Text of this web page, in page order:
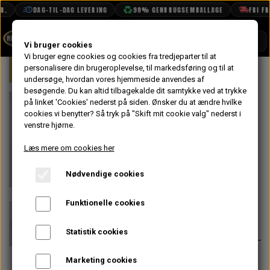
DAG-TIL-DAG LEVERING 98% GENBRUGSEMBALLAGE FRI
BOOK TID
PROJEKTER
TEKNISK DATA
VANDPOLERING
Forside Mini Bremser Bag Hjul
På lager
Hjul Cylinder,
(14,3mm)
Uoriginal
132,80 kr.
Pakning medfølger IKKE.
Vi bruger cookies
Vi bruger egne cookies og cookies fra tredjeparter til at
personalisere din brugeroplevelse, til markedsføring og til at
undersøge, hvordan vores hjemmeside anvendes af
besøgende. Du kan altid tilbagekalde dit samtykke ved at trykke
på linket 'Cookies' nederst på siden. Ønsker du at ændre hvilke
cookies vi benytter? Så tryk på "Skift mit cookie valg" nederst i
venstre hjørne.
Læs mere om cookies her
Nødvendige cookies
Funktionelle cookies
Statistik cookies
Marketing cookies